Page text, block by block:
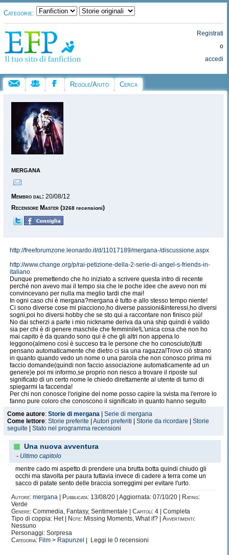
Categorie:
Registrati
o
accedi
Regole/Aiuto Cerca
mergana
Membro dal: 20/08/12
Recensore Master (3268 recensioni)
http://freeforumzone.leonardo.it/d/11017189/mergana-/discussione.aspx
http://www.change.org/p/rai-petizione-della-2-serie-di-angel-s-friends-in-
italiano
Dunque premettendo che ho iniziato a scrivere questa intro di recente
perché non avevo mai il tempo sia che le poche idee che avevo non mi
convincevano per nulla ma meglio tardi che mai!
In ogni caso chi è mergana?mergana è tutto e allo stesso tempo niente!
Ci sono diverse cose mi piacciono,ho diverse passioni&interessi,ho diversi
sogni,poi ho diversi hobby che se sto qui a raccontare non finisco più!
No dai scherzi a parte i mio nickname deriva da una ship quindi è valido
sia per chi è di genere maschile che femminile!L'unica cosa che non ho
mai capito è da quando sono qui è che gli altri non appena lo
leggono(almeno così è succeso tra le persone che ho conosciuto)tutti
pensano automaticamente che dietro ci sia una ragazza!Trovo ciò strano
in quanto quando vedo un nome o una parola che non conosco prima mi
faccio domande(quindi non faccio associazione automaticamente ad un
genere)e poi mi informo,se proprio non riesco a trovare il riposte sul
significato di un certo nome le chiedo direttamente al utente di turno di
spiegarmi la faccenda!
Per chi non conosce l'origine del nome posso capire la svista ma l'errore lo
fanno pure coloro che conoscono il significato in quanto hanno seguito
l'opera da cui proviene la coppia che pensano automaticamente ad un
esponente del genere femminile lì la perplessità aumenta!
Molte parole italiano femminili terminano per"a"o"e"ma non è sempre così
dato che ci sono termini maschili e neutri che finiscono con una delle due
vocali precedentemente citate(giusto può fare alcuni
es:Elia,Zaccaria,Mattia,Geremia,...etc,ma lista di questi casi è più lunga)!
Ciò che detesto sono:
*le guerre tra ship in quanto attaccare le persone che amano le coppie
diverse dalle proprie è stupido!Va bene che a non tutti debbano piacere le
stesse coppie&personaggi però questo non significa che bisogna insultare
chi la pensa diversamente,cosa che avviene praticamente sempre,un
conto è non apprezzare certi personaggi&coppie ma da qui ad attaccare
chi ha gusti diversi dai nostri ne passa di acqua sotto i ponti;
*il character bashing,spesso abbreviato con bashing per comodità,ovvero
insultare un certo personaggio personaggio,e per esteso le ship in cui
appare,senza motivare o le rarissime volte in cui vengono date delle
motivazioni sono completamente anticanon.
Nel 99,9% dei casi la ragione è solo perché ostacola una determinata
coppia amata dalla persona che fa bashing ma al di là dei gusti serve
Come autore: Storie di mergana
Serie di mergana
Come lettore: Storie preferite Autori preferiti Storie da ricordare
Storie
seguite
Stato nel programma recensioni
Una nuova avventura
- Ultimo capitolo
mentre cado mi aspetto di prendere una brutta botta quindi chiudo gli
occhi ma stavolta per paura tuttavia invece di cadere a terra come un
sacco di patate sento delle braccia sorreggimi per evitare l'urto.
Autore: mergana Pubblicata: 13/08/20 | Aggiornata: 07/10/20 |
Rating:
Verde
Genere: Commedia, Fantasy, Sentimentale | Capitoli: 4 | Completa
Tipo di coppia: Het |
Note: Missing Moments, What if? | Avvertimenti:
Nessuno
Personaggi: Sorpresa
Categoria: Film > Rapunzel | Leggi le 0 recensioni